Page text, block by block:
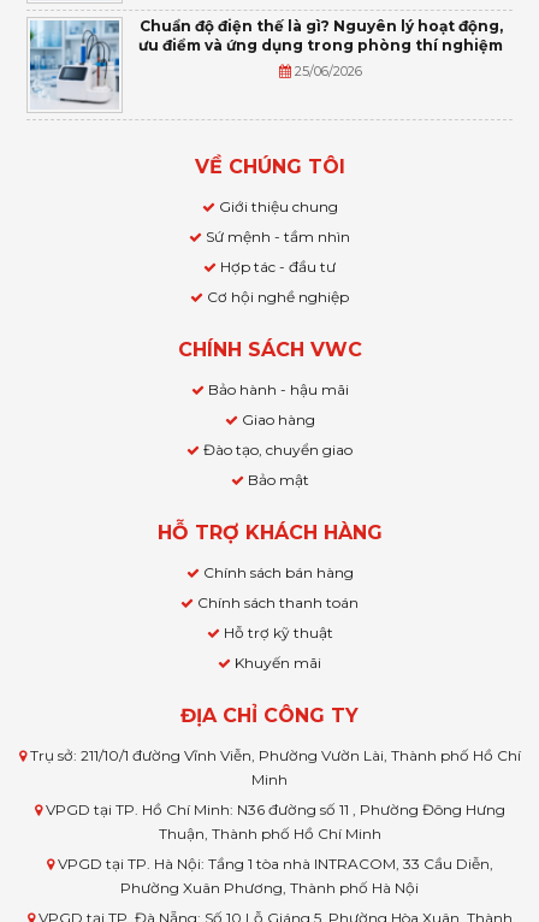
Chuẩn độ điện thế là gì? Nguyên lý hoạt động,
ưu điểm và ứng dụng trong phòng thí nghiệm
25/06/2026
VỀ CHÚNG TÔI
Giới thiệu chung
Sứ mệnh - tầm nhìn
Hợp tác - đầu tư
Cơ hội nghề nghiệp
CHÍNH SÁCH VWC
Bảo hành - hậu mãi
Giao hàng
Đào tạo, chuyển giao
Bảo mật
HỖ TRỢ KHÁCH HÀNG
Chính sách bán hàng
Chính sách thanh toán
Hỗ trợ kỹ thuật
Khuyến mãi
ĐỊA CHỈ CÔNG TY
Trụ sở: 211/10/1 đường Vĩnh Viễn, Phường Vườn Lài, Thành phố Hồ Chí
Minh
VPGD tại TP. Hồ Chí Minh: N36 đường số 11 , Phường Đông Hưng
Thuận, Thành phố Hồ Chí Minh
VPGD tại TP. Hà Nội: Tầng 1 tòa nhà INTRACOM, 33 Cầu Diễn,
Phường Xuân Phương, Thành phố Hà Nội
VPGD tại TP. Đà Nẵng: Số 10 Lỗ Giáng 5, Phường Hòa Xuân, Thành